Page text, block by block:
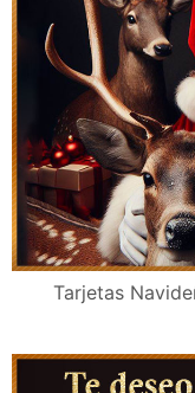
Tarjetas